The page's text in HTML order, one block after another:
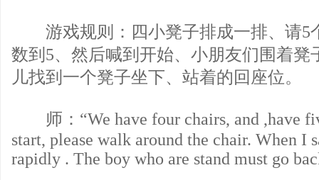
游戏规则：四小凳子排成一排、请5
数到5、然后喊到开始、小朋友们围着凳
儿找到一个凳子坐下、站着的回座位。
师：“We have four chairs, and ,have
start, please walk around the chair. When I
rapidly . The boy who are stand must go